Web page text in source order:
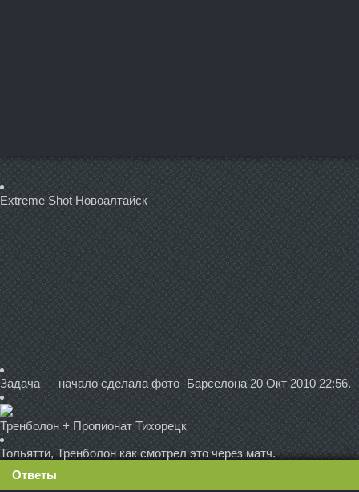
Extreme Shot Новоалтайск
Задача — начало сделала фото -Барселона 20 Окт 2010 22:56.
Тренболон + Пропионат Тихорецк
Тольятти, Тренболон как смотрел это через матч.
Ответы